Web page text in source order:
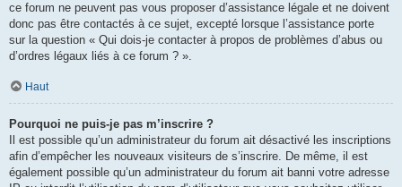
ce forum ne peuvent pas vous proposer d’assistance légale et ne doivent
donc pas être contactés à ce sujet, excepté lorsque l’assistance porte
sur la question « Qui dois-je contacter à propos de problèmes d’abus ou
d’ordres légaux liés à ce forum ? ».
Haut
Pourquoi ne puis-je pas m’inscrire ?
Il est possible qu’un administrateur du forum ait désactivé les inscriptions
afin d’empêcher les nouveaux visiteurs de s’inscrire. De même, il est
également possible qu’un administrateur du forum ait banni votre adresse